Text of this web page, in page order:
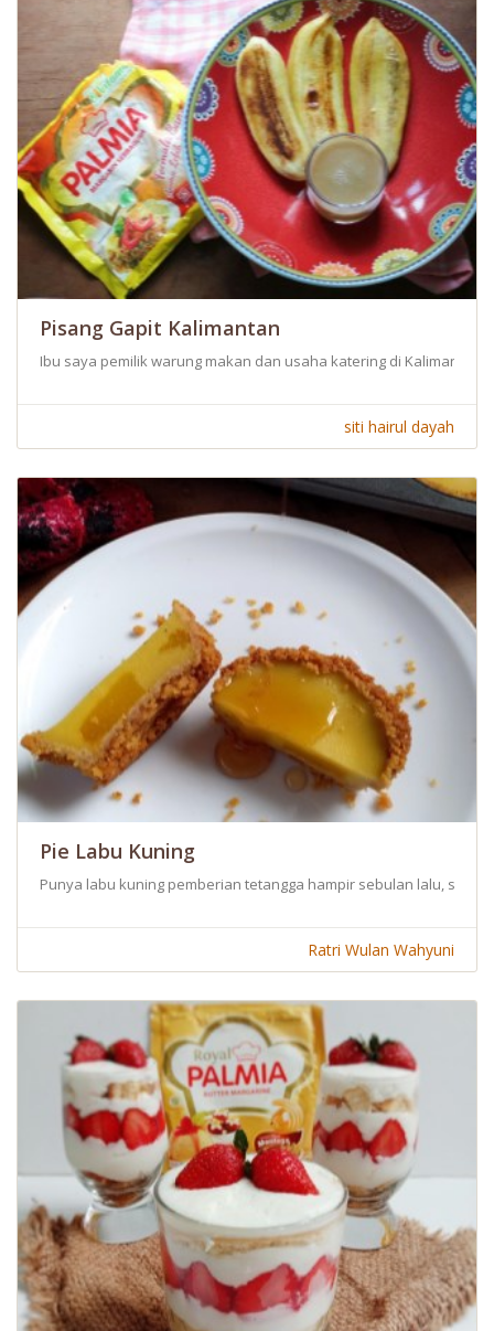
Pisang Gapit Kalimantan
Ibu saya pemilik warung makan dan usaha katering di Kalimantan
siti hairul dayah
Pie Labu Kuning
Punya labu kuning pemberian tetangga hampir sebulan lalu,
Ratri Wulan Wahyuni